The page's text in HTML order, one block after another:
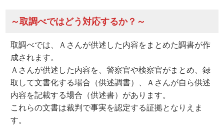
～取調べではどう対応するか？～
取調べでは、Ａさんが供述した内容をまとめた調書が作
成されます。
Ａさんが供述した内容を、警察官や検察官がまとめ、録
取して文書化する場合（供述調書）、Ａさんが自ら供述
内容を記載する場合（供述書）があります。
これらの文書は裁判で事実を認定する証拠となりえま
す。